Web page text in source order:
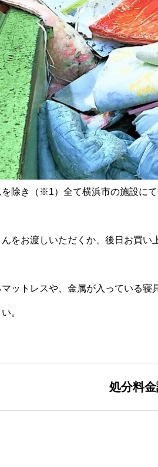
除き（※1）全て横浜市の施設に
をお渡しいただくか、後日お買
ットレスや、金属が入っている
。
処分料